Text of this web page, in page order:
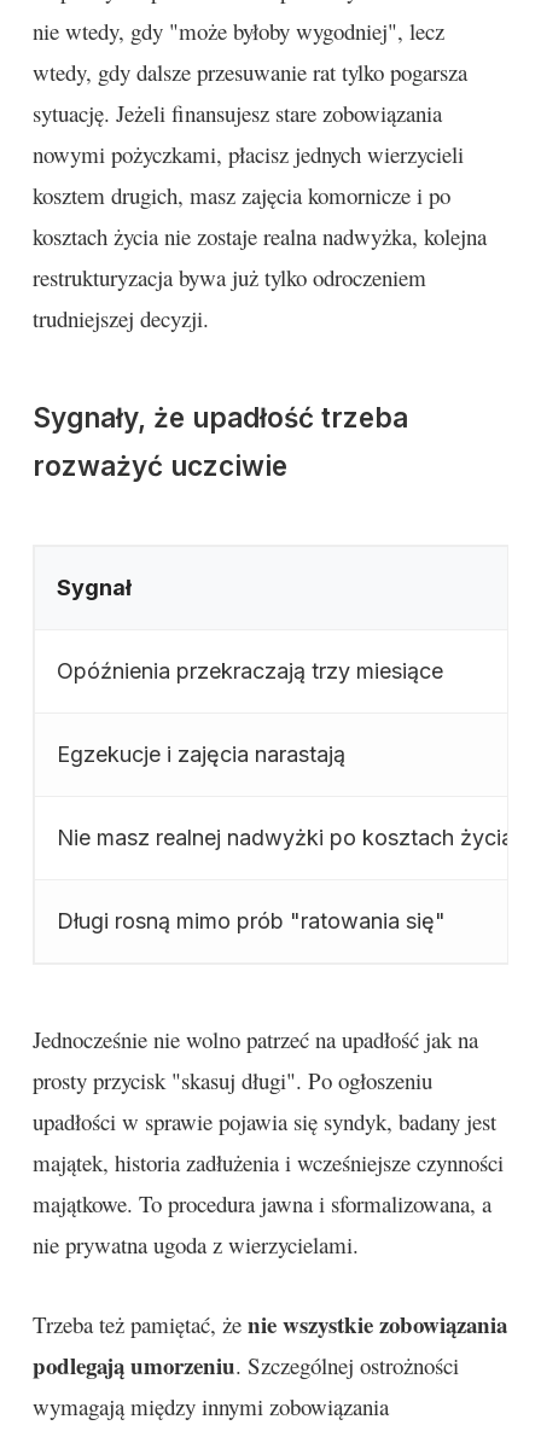
nie wtedy, gdy "może byłoby wygodniej", lecz
wtedy, gdy dalsze przesuwanie rat tylko pogarsza
sytuację. Jeżeli finansujesz stare zobowiązania
nowymi pożyczkami, płacisz jednych wierzycieli
kosztem drugich, masz zajęcia komornicze i po
kosztach życia nie zostaje realna nadwyżka, kolejna
restrukturyzacja bywa już tylko odroczeniem
trudniejszej decyzji.
Sygnały, że upadłość trzeba
rozważyć uczciwie
Sygnał
Opóźnienia przekraczają trzy miesiące
Egzekucje i zajęcia narastają
Nie masz realnej nadwyżki po kosztach życia
Długi rosną mimo prób "ratowania się"
Jednocześnie nie wolno patrzeć na upadłość jak na
prosty przycisk "skasuj długi". Po ogłoszeniu
upadłości w sprawie pojawia się syndyk, badany jest
majątek, historia zadłużenia i wcześniejsze czynności
majątkowe. To procedura jawna i sformalizowana, a
nie prywatna ugoda z wierzycielami.
Trzeba też pamiętać, że nie wszystkie zobowiązania
podlegają umorzeniu. Szczególnej ostrożności
wymagają między innymi zobowiązania